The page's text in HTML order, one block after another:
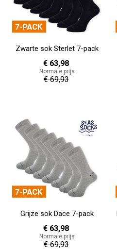
Zwarte sok Sterlet 7-pack
€ 63,98
Normale prijs
€ 69,93
Grijze sok Dace 7-pack
€ 63,98
Normale prijs
€ 69,93